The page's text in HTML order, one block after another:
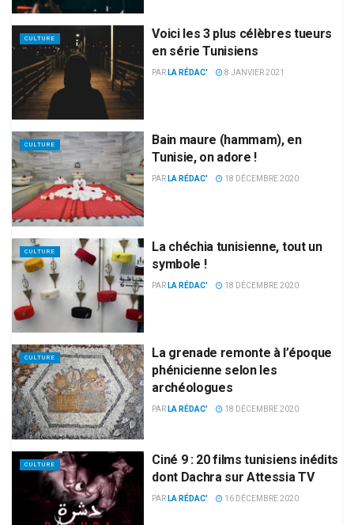
CULTURE
Voici les 3 plus célèbres tueurs
en série Tunisiens
PAR LA RÉDAC' 8 JANVIER 2021
CULTURE
Bain maure (hammam), en
Tunisie, on adore !
PAR LA RÉDAC' 18 DÉCEMBRE 2020
CULTURE
La chéchia tunisienne, tout un
symbole !
PAR LA RÉDAC' 18 DÉCEMBRE 2020
CULTURE
La grenade remonte à l’époque
phénicienne selon les
archéologues
PAR LA RÉDAC' 18 DÉCEMBRE 2020
CULTURE
Ciné 9 : 20 films tunisiens inédits
dont Dachra sur Attessia TV
PAR LA RÉDAC' 16 DÉCEMBRE 2020